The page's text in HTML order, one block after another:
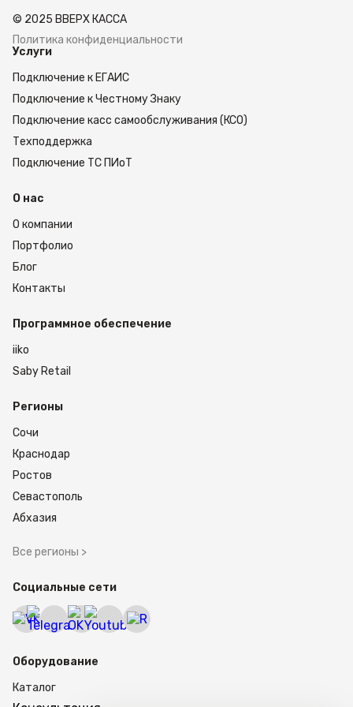
© 2025 ВВЕРХ КАССА
Политика конфиденциальности
Услуги
Подключение к ЕГАИС
Подключение к Честному Знаку
Подключение касс самообслуживания (КСО)
Техподдержка
Подключение ТС ПИоТ
О нас
О компании
Портфолио
Блог
Контакты
Программное обеспечение
iiko
Saby Retail
Регионы
Сочи
Краснодар
Ростов
Севастополь
Абхазия
Все регионы >
Социальные сети
Оборудование
Каталог